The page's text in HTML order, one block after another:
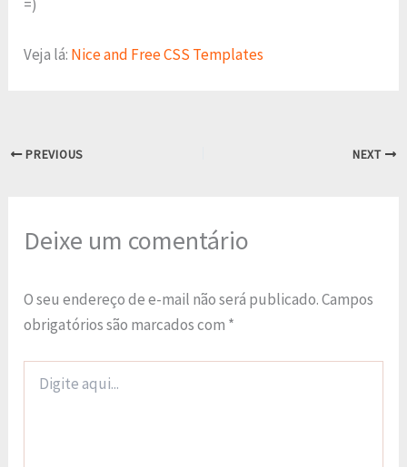
=)
Veja lá: Nice and Free CSS Templates
PREVIOUS NEXT
Deixe um comentário
O seu endereço de e-mail não será publicado.Campos
obrigatórios são marcados com *
aqui...